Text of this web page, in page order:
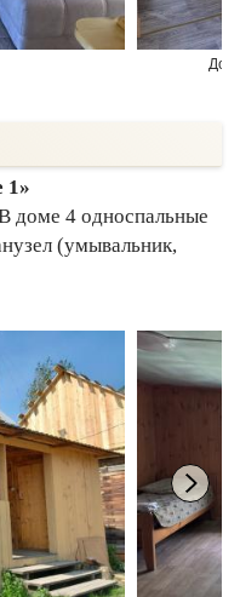
Дом
1»
доме 4 односпальные
(умывальник,